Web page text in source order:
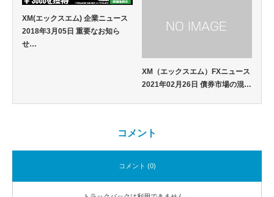
XM(エックスエム) 企業ニュース
2018年3月05日 重要なお知ら
せ…
XM（エックスエム）FXニュース
2021年02月26日 債券市場の混…
コメント
コメント (0)